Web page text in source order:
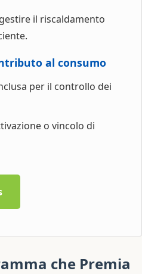
il riscaldamento
al consumo
per il controllo dei
o vincolo di
che Premia